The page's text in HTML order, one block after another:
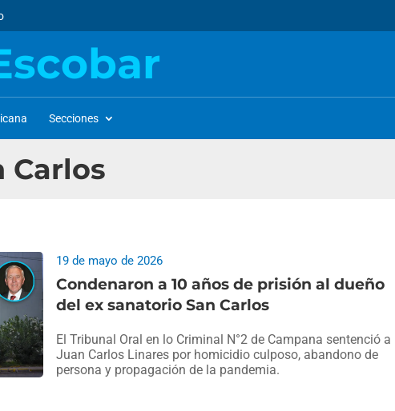
Secciones
Carlos
Condenaron a 10 años de prisión al dueño
del ex sanatorio San Carlos
19 de mayo de 2026
El Tribunal Oral en lo Criminal N°2 de Campana sentenció a
Juan Carlos Linares por homicidio culposo, abandono de
persona y propagación de la pandemia.